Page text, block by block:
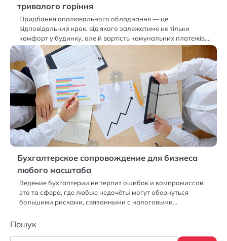
тривалого горіння
Придбання опалювального обладнання — це
відповідальний крок, від якого залежатиме не тільки
комфорт у будинку, але й вартість комунальних платежів.…
Бухгалтерское сопровождение для бизнеса
любого масштаба
Ведение бухгалтерии не терпит ошибок и компромиссов,
это та сфера, где любые недочёты могут обернуться
большими рисками, связанными с налоговыми…
Пошук